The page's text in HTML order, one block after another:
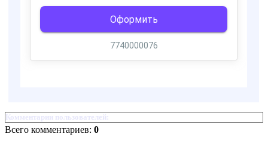
Комментарии пользователей:
Всего комментариев: 0